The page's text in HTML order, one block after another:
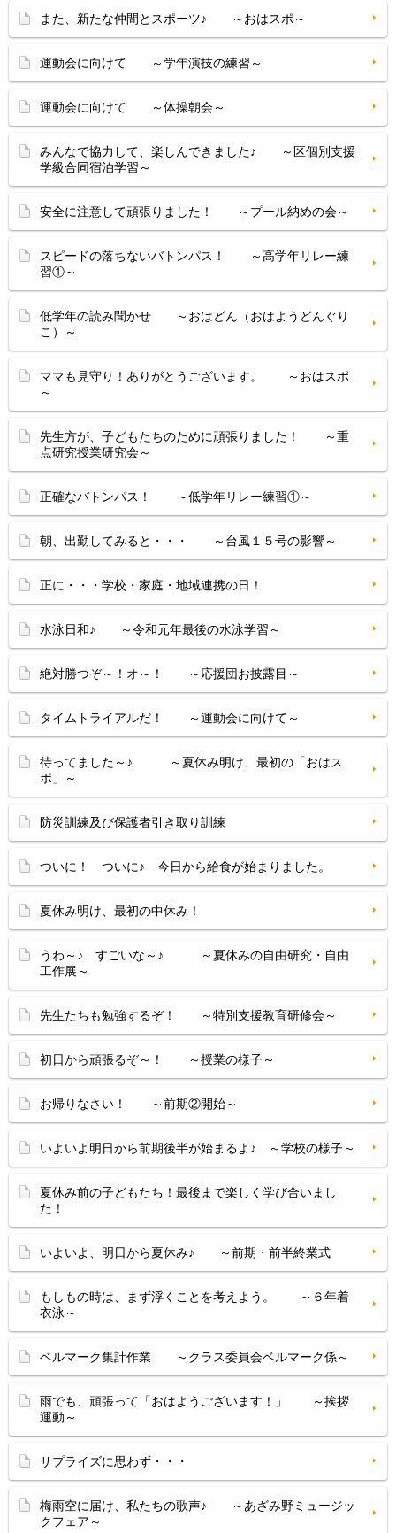
また、新たな仲間とスポーツ♪ ～おはスポ～
運動会に向けて ～学年演技の練習～
運動会に向けて ～体操朝会～
みんなで協力して、楽しんできました♪ ～区個別支援
学級合同宿泊学習～
安全に注意して頑張りました！ ～プール納めの会～
スピードの落ちないバトンパス！ ～高学年リレー練
習①～
低学年の読み聞かせ ～おはどん（おはようどんぐり
こ）～
ママも見守り！ありがとうございます。 ～おはスポ
～
先生方が、子どもたちのために頑張りました！ ～重
点研究授業研究会～
正確なバトンパス！ ～低学年リレー練習①～
朝、出勤してみると・・・ ～台風１５号の影響～
正に・・・学校・家庭・地域連携の日！
水泳日和♪ ～令和元年最後の水泳学習～
絶対勝つぞ～！オ～！ ～応援団お披露目～
タイムトライアルだ！ ～運動会に向けて～
待ってました～♪ ～夏休み明け、最初の「おはス
ポ」～
防災訓練及び保護者引き取り訓練
ついに！ ついに♪ 今日から給食が始まりました。
夏休み明け、最初の中休み！
うわ～♪ すごいな～♪ ～夏休みの自由研究・自由
工作展～
先生たちも勉強するぞ！ ～特別支援教育研修会～
初日から頑張るぞ～！ ～授業の様子～
お帰りなさい！ ～前期②開始～
いよいよ明日から前期後半が始まるよ♪ ～学校の様子～
夏休み前の子どもたち！最後まで楽しく学び合いまし
た！
いよいよ、明日から夏休み♪ ～前期・前半終業式
もしもの時は、まず浮くことを考えよう。 ～６年着
衣泳～
ベルマーク集計作業 ～クラス委員会ベルマーク係～
雨でも、頑張って「おはようございます！」 ～挨拶
運動～
サプライズに思わず・・・
梅雨空に届け、私たちの歌声♪ ～あざみ野ミュージッ
クフェア～